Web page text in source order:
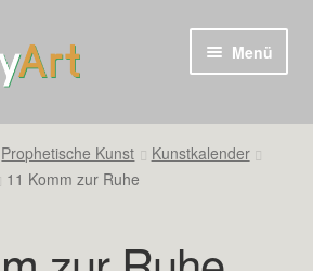
Menü
Prophetische Kunst
Kunstkalender
11 Komm zur Ruhe